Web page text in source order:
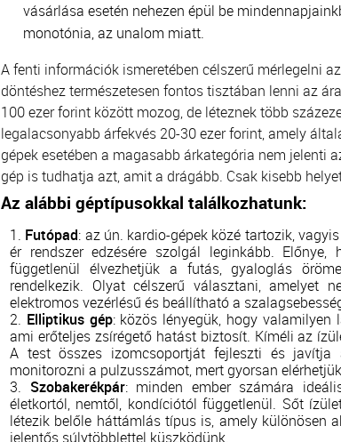
vásárlása esetén nehezen épül be
monotónia, az unalom miatt.
A fenti információk ismeretében célszerű mérlegelni
döntéshez természetesen fontos tisztában lenni az
100 ezer forint között mozog, de léteznek több
legalacsonyabb árfekvés 20-30 ezer forint, amely
gépek esetében a magasabb árkategória nem jelenti
gép is tudhatja azt, amit a drágább. Csak kisebb
Az alábbi géptípusokkal találkozhatunk:
Futópad: az ún. kardio-gépek közé tartozik,
ér rendszer edzésére szolgál leginkább.
függetlenül élvezhetjük a futás, gyaloglás
rendelkezik. Olyat célszerű választani, amelyet
elektromos vezérlésű és beállítható a
Elliptikus gép: közös lényegük, hogy
ami erőteljes zsírégető hatást biztosít. Kíméli az
A test összes izomcsoportját fejleszti és javítja
monitorozni a pulzusszámot, mert gyorsan
Szobakerékpár: minden ember számára
életkortól, nemtől, kondíciótól függetlenül. Sőt
létezik belőle háttámlás típus is, amely különösen
jelentős súlytöbblettel küszködünk.